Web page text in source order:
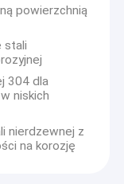
powierzchnią
stali
304 dla
niskich
nierdzewnej z
na korozję